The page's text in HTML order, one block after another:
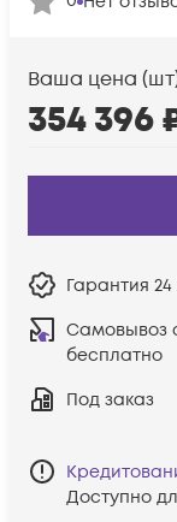
Ваша цена
354 396
Гарантия
Самовывоз
бесплатно
Под заказ
Доступно